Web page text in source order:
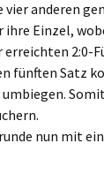
anderen
Einzel,
2:0-
fünften Satz
nun mit